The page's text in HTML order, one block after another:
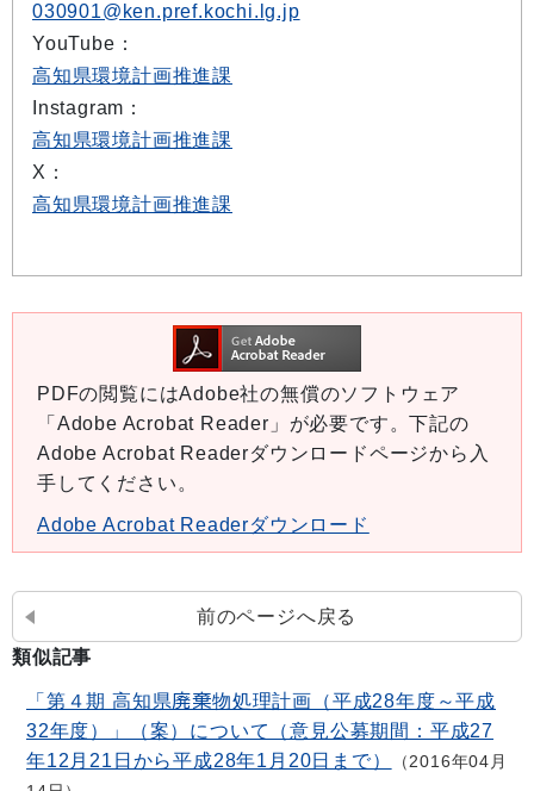
030901@ken.pref.kochi.lg.jp
YouTube：
高知県環境計画推進課
Instagram：
高知県環境計画推進課
X：
高知県環境計画推進課
PDFの閲覧にはAdobe社の無償のソフトウェア
「Adobe Acrobat Reader」が必要です。下記の
Adobe Acrobat Readerダウンロードページから入
手してください。
Adobe Acrobat Readerダウンロード
前のページへ戻る
類似記事
「第４期 高知県廃棄物処理計画（平成28年度～平成
32年度）」（案）について（意見公募期間：平成27
年12月21日から平成28年1月20日まで）
2016年04月